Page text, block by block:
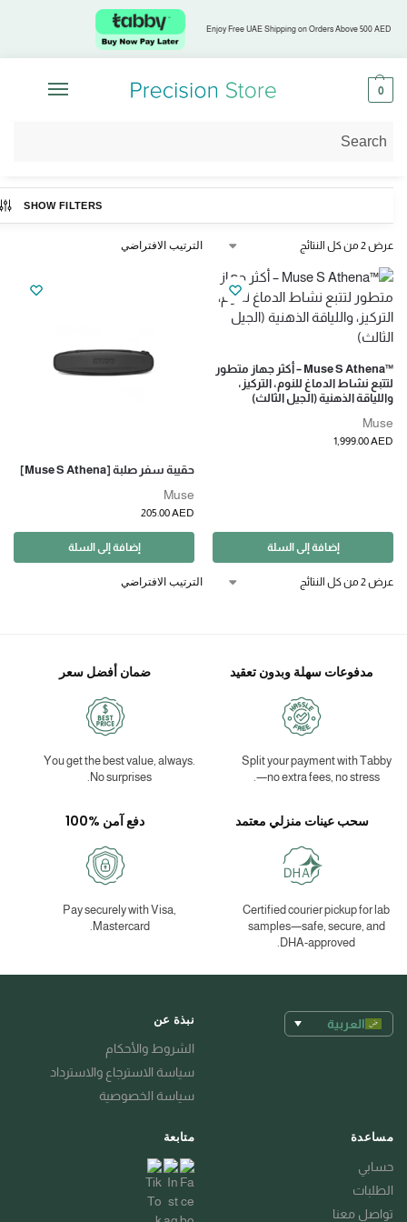
Enjoy Free UAE Shipping on Orders Above 500 AED
0
الرئيسية /
SHOW FILTERS
عرض ⁦2⁩ من كل النتائج
™Muse S Athena – أكثر جهاز متطور
لتتبع نشاط الدماغ للنوم، التركيز،
واللياقة الذهنية (الجيل الثالث)
Muse
1,999.00AED
إضافة إلى السلة
حقيبة سفر صلبة [Muse S Athena]
Muse
205.00AED
إضافة إلى السلة
عرض ⁦2⁩ من كل النتائج
مدفوعات سهلة وبدون تعقيد
Split your payment with Tabby
—no extra fees, no stress.
ضمان أفضل سعر
You get the best value, always.
No surprises.
سحب عينات منزلي معتمد
Certified courier pickup for lab
samples—safe, secure, and
DHA-approved.
دفع آمن %100
Pay securely with Visa,
Mastercard.
العربية نبذة عن
الشروط والأحكام
سياسة الاسترجاع والاسترداد
سياسة الخصوصية
مساعدة
حسابي
الطلبات
تواصل معنا
متابعة